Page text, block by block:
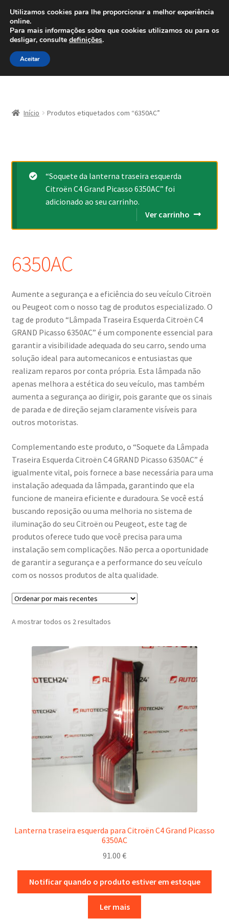
ENVIO a partir de 7 EUR
Ligue para 800 500 626 diariamente
Ir
para
a
Saltar
para
o
Contato
Minha conta
Política de Privacidade
Procedimento de Reclamação
Termos e Condições
Transporte
Início Produtos etiquetados com “6350AC”
“Soquete da lanterna traseira esquerda
Citroën C4 Grand Picasso 6350AC” foi
adicionado ao seu carrinho.
Ver carrinho
6350AC
Aumente a segurança e a eficiência do seu veículo Citroën
ou Peugeot com o nosso tag de produtos especializado. O
tag de produto “Lâmpada Traseira Esquerda Citroën C4
GRAND Picasso 6350AC” é um componente essencial para
garantir a visibilidade adequada do seu carro, sendo uma
solução ideal para automecanicos e entusiastas que
realizam reparos por conta própria. Esta lâmpada não
apenas melhora a estética do seu veículo, mas também
aumenta a segurança ao dirigir, pois garante que os sinais
de parada e de direção sejam claramente visíveis para
outros motoristas.
Complementando este produto, o “Soquete da Lâmpada
Traseira Esquerda Citroën C4 GRAND Picasso 6350AC” é
igualmente vital, pois fornece a base necessária para uma
instalação adequada da lâmpada, garantindo que ela
funcione de maneira eficiente e duradoura. Se você está
buscando reposição ou uma melhoria no sistema de
iluminação do seu Citroën ou Peugeot, este tag de
produtos oferece tudo que você precisa para uma
instalação sem complicações. Não perca a oportunidade
de garantir a segurança e a performance do seu veículo
com os nossos produtos de alta qualidade.
A mostrar todos os 2 resultadosOrdenado
recentes
Lanterna traseira esquerda para Citroën C4 Grand Picasso
6350AC
91.00 €
Notificar quando o produto estiver em estoque
Ler mais
Utilizamos cookies para lhe proporcionar a melhor experiência
online.
Para mais informações sobre que cookies utilizamos ou para os
desligar, consulte definições.
Aceitar